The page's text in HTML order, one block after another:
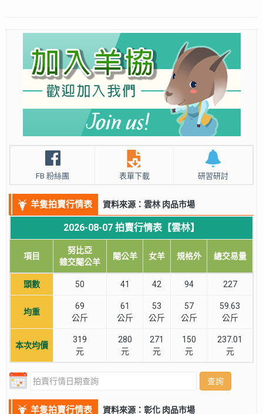
FB 粉絲團 表單下載 研習研討
羊隻拍賣行情表 資料來源：雲林 肉品市場
2026-08-07 拍賣行情表【雲林】
項目
努比亞
雜交閹公羊
閹公羊 女羊 規格外 總交易量
頭數 50 41 42 94 227
均重
69
公斤
61
公斤
53
公斤
57
公斤
59.63
公斤
本次均價
319
元
280
元
271
元
150
元
237.01
元
查詢
羊隻拍賣行情表 資料來源：彰化 肉品市場